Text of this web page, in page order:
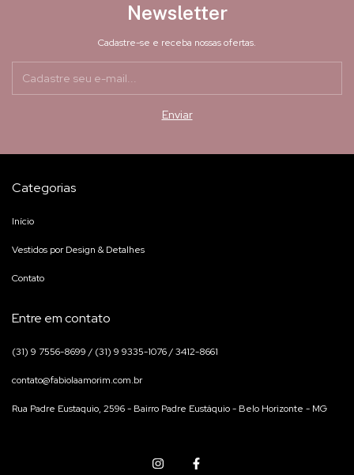
Newsletter
Cadastre-se e receba nossas ofertas.
Categorias
Início
Vestidos por Design & Detalhes
Contato
Entre em contato
(31) 9 7556-8699 / (31) 9 9335-1076 / 3412-8661
contato@fabiolaamorim.com.br
Rua Padre Eustaquio, 2596 - Bairro Padre Eustáquio - Belo Horizonte - MG